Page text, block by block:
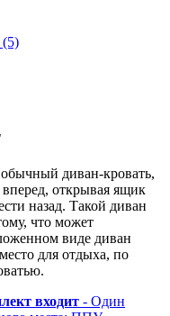
диван-кровать,
открывая ящик
назад. Такой диван
что может
виде диван
для отдыха, по
входит - Один